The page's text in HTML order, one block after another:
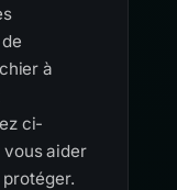
à
ci-
vous aider